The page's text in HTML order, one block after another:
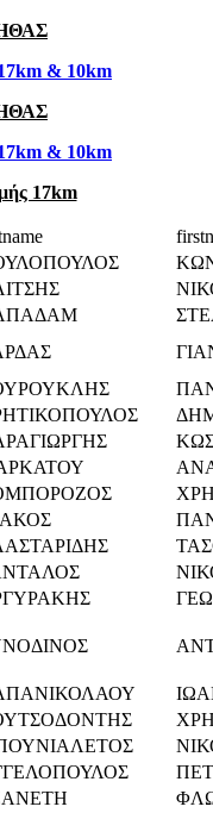
& 10km
& 10km
17km